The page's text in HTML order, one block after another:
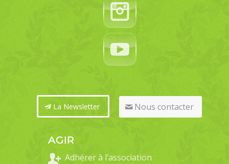
La Newsletter Nous contacter
AGIR
Adhérer à l’association